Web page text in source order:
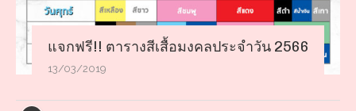
แจกฟรี!! ตารางสีเสื้อมงคลประจำวัน 2566
13/03/2019